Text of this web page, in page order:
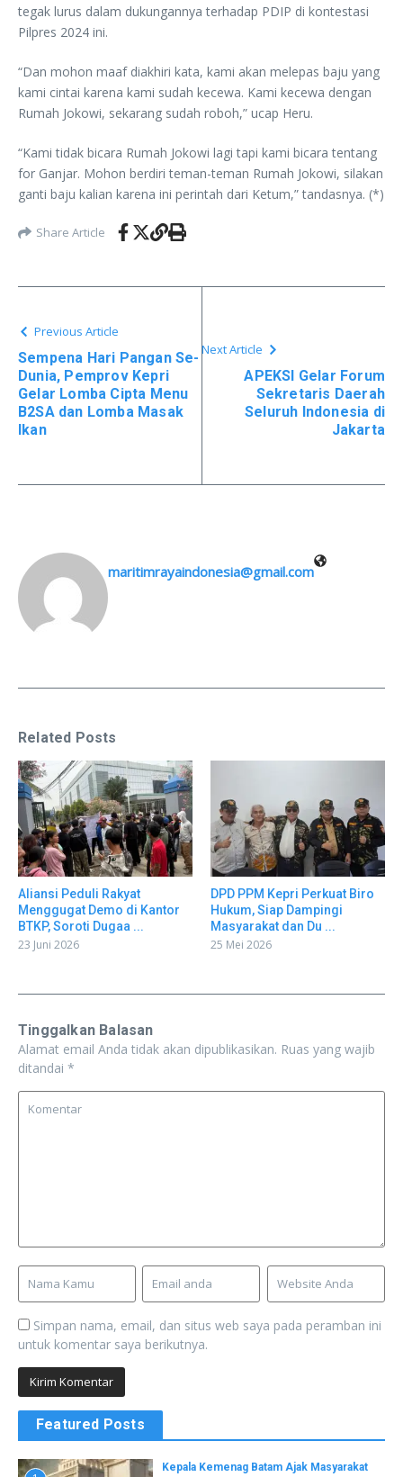
tegak lurus dalam dukungannya terhadap PDIP di kontestasi
Pilpres 2024 ini.
“Dan mohon maaf diakhiri kata, kami akan melepas baju yang
kami cintai karena kami sudah kecewa. Kami kecewa dengan
Rumah Jokowi, sekarang sudah roboh,” ucap Heru.
“Kami tidak bicara Rumah Jokowi lagi tapi kami bicara tentang
for Ganjar. Mohon berdiri teman-teman Rumah Jokowi, silakan
ganti baju kalian karena ini perintah dari Ketum,” tandasnya. (*)
Share Article
Previous Article
Sempena Hari Pangan Se-
Dunia, Pemprov Kepri
Gelar Lomba Cipta Menu
B2SA dan Lomba Masak
Ikan
Next Article
APEKSI Gelar Forum
Sekretaris Daerah
Seluruh Indonesia di
Jakarta
maritimrayaindonesia@gmail.com
Related Posts
Aliansi Peduli Rakyat
Menggugat Demo di Kantor
BTKP, Soroti Dugaa ...
23 Juni 2026
DPD PPM Kepri Perkuat Biro
Hukum, Siap Dampingi
Masyarakat dan Du ...
25 Mei 2026
Tinggalkan Balasan
Alamat email Anda tidak akan dipublikasikan. Ruas yang wajib
ditandai *
Simpan nama, email, dan situs web saya pada peramban ini
untuk komentar saya berikutnya.
Featured Posts
Kepala Kemenag Batam Ajak Masyarakat